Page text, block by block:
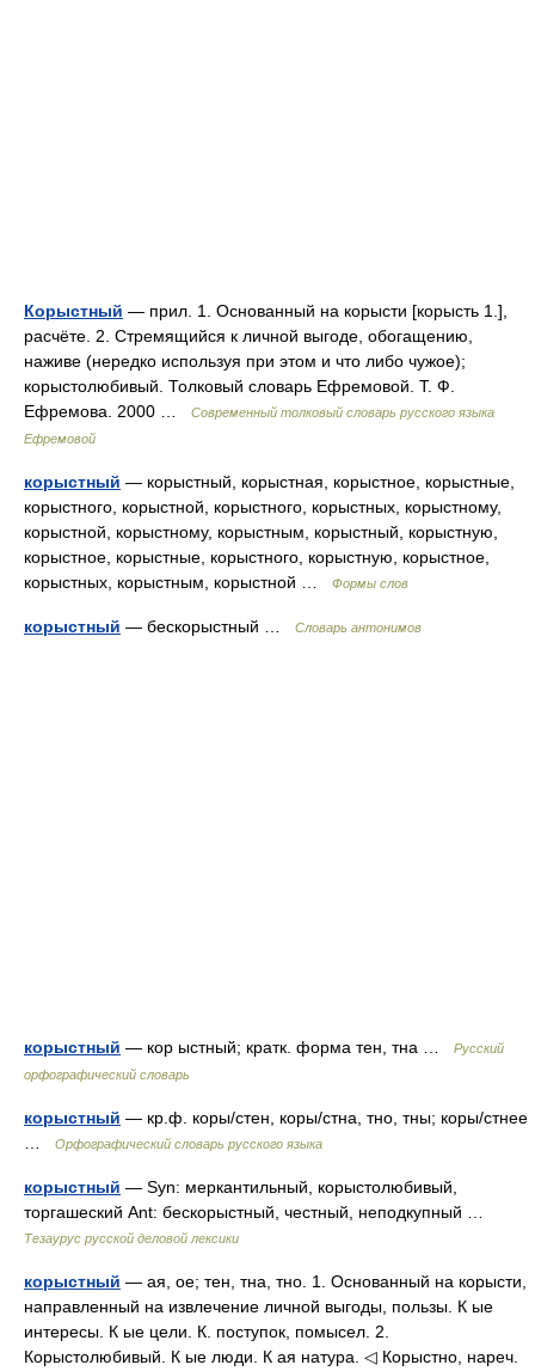
Корыстный — прил. 1. Основанный на корысти [корысть 1.],
расчёте. 2. Стремящийся к личной выгоде, обогащению,
наживе (нередко используя при этом и что либо чужое);
корыстолюбивый. Толковый словарь Ефремовой. Т. Ф.
Ефремова. 2000 …
Современный толковый словарь русского языка
Ефремовой
корыстный — корыстный, корыстная, корыстное, корыстные,
корыстного, корыстной, корыстного, корыстных, корыстному,
корыстной, корыстному, корыстным, корыстный, корыстную,
корыстное, корыстные, корыстного, корыстную, корыстное,
корыстных, корыстным, корыстной …
Формы слов
корыстный — бескорыстный … Словарь антонимов
корыстный — кор ыстный; кратк. форма тен, тна …
Русский
орфографический словарь
корыстный — кр.ф. коры/стен, коры/стна, тно, тны; коры/стнее
Орфографический словарь русского языка
корыстный — Syn: меркантильный, корыстолюбивый,
торгашеский Ant: бескорыстный, честный, неподкупный …
Тезаурус русской деловой лексики
корыстный — ая, ое; тен, тна, тно. 1. Основанный на корысти,
направленный на извлечение личной выгоды, пользы. К ые
интересы. К ые цели. К. поступок, помысел. 2.
Корыстолюбивый. К ые люди. К ая натура. ◁ Корыстно, нареч.